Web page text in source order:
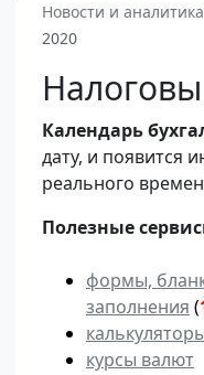
Новости и аналитика
2020
Календарь
дату, и появится
реального
Полезные
формы,
заполнения (
курсы валют